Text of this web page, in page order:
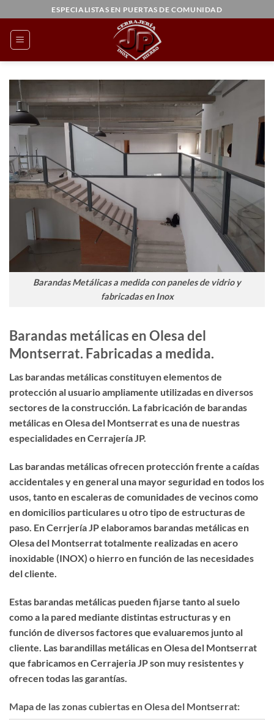
al
contenido
ESPECIALISTAS EN PUERTAS DE COMUNIDAD
Barandas Metálicas a medida con paneles de vidrio y
fabricadas en Inox
Barandas metálicas en Olesa del
Montserrat. Fabricadas a medida.
Las barandas metálicas constituyen elementos de
protección al usuario ampliamente utilizadas en diversos
sectores de la construcción. Lafabricación de barandas
metálicas en Olesa del Montserrates una de nuestras
especialidades en Cerrajería JP.
Las barandas metálicas ofrecen protección frente a caídas
accidentales y en general una mayor seguridad en todos los
usos, tanto en escaleras de comunidades de vecinos como
en domicilios particulares u otro tipo de estructuras de
paso. En Cerrjería JP elaboramos barandas metálicasen
Olesa del Montserrat totalmente realizadas en acero
inoxidable (INOX) o hierro en función de las necesidades
del cliente.
Estas barandas metálicas pueden fijarse tanto al suelo
como a la pared mediante distintas estructuras y en
función de diversos factores que evaluaremos junto al
cliente. Las barandillas metálicas en Olesa del Montserrat
que fabricamos en Cerrajeria JP son muy resistentes y
ofrecen todas las garantías.
Mapa de las zonas cubiertas en Olesa del Montserrat: